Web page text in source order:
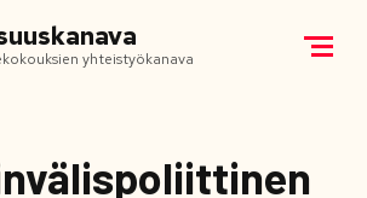
yhteistyökanava